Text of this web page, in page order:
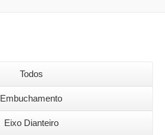
Todos
Embuchamento
Eixo Dianteiro